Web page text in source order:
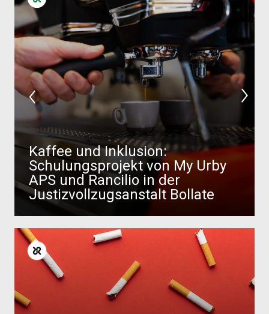
Kaffee und Inklusion:
Schulungsprojekt von My Urby
APS und Rancilio in der
Justizvollzugsanstalt Bollate